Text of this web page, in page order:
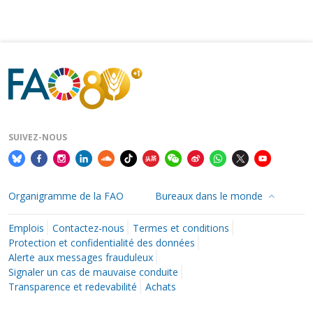
SUIVEZ-NOUS
Organigramme de la FAO Bureaux dans le monde
Emplois Contactez-nous
Termes et conditions
Protection et confidentialité des données
Alerte aux messages frauduleux
Signaler un cas de mauvaise conduite
Transparence et redevabilité
Achats